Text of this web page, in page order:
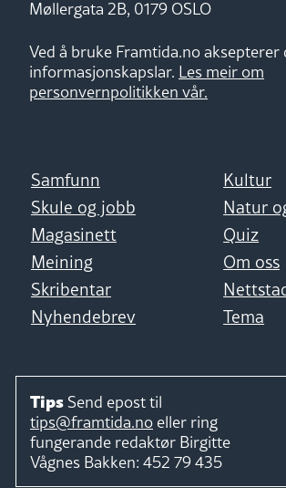
Møllergata 2B, 0179 OSLO
Ved å bruke Framtida.no aksepterer
informasjonskapslar. Les meir om
personvernpolitikken vår.
Samfunn
Kultur
Skule og jobb
Natur
Magasinett
Quiz
Meining
Om oss
Skribentar
Nyhendebrev
Tema
Tips Send epost til
tips@framtida.no eller ring
fungerande redaktør Birgitte
Vågnes Bakken: 452 79 435